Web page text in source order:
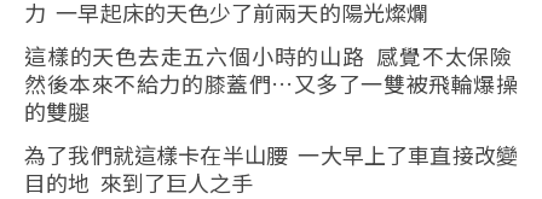
力 一早起床的天色少了前兩天的陽光燦爛
這樣的天色去走五六個小時的山路 感覺不太保險
然後本來不給力的膝蓋們…又多了一雙被飛輪爆操
的雙腿
為了我們就這樣卡在半山腰 一大早上了車直接改變
目的地 來到了巨人之手